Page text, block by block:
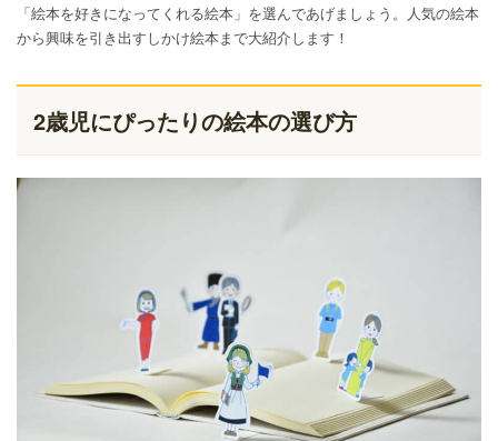
「絵本を好きになってくれる絵本」を選んであげましょう。人気の絵本
から興味を引き出すしかけ絵本まで大紹介します！
2歳児にぴったりの絵本の選び方